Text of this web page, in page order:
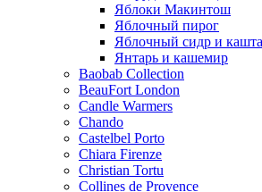
Яблоки Макинтош
Яблочный пирог
Яблочный сидр и
Янтарь и кашемир
Baobab Collection
BeauFort London
Candle Warmers
Chando
Castelbel Porto
Chiara Firenze
Christian Tortu
Collines de Provence